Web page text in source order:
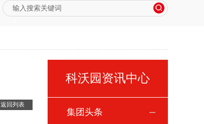
返回列表
科沃园资讯中心
集团头条